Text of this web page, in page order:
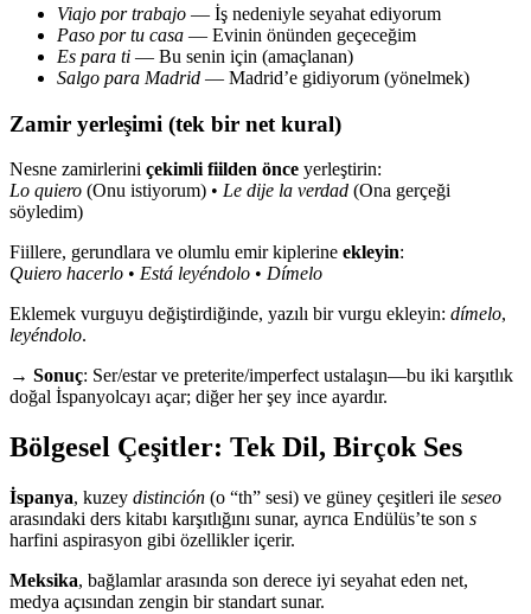
Viajo por trabajo — İş nedeniyle seyahat ediyorum
Paso por tu casa — Evinin önünden geçeceğim
Es para ti — Bu senin için (amaçlanan)
Salgo para Madrid — Madrid’e gidiyorum (yönelmek)
Zamir yerleşimi (tek bir net kural)
Nesne zamirlerini çekimli fiilden önce yerleştirin:
Lo quiero (Onu istiyorum) • Le dije la verdad (Ona gerçeği
söyledim)
Fiillere, gerundlara ve olumlu emir kiplerine ekleyin:
Quiero hacerlo • Está leyéndolo • Dímelo
Eklemek vurguyu değiştirdiğinde, yazılı bir vurgu ekleyin: dímelo,
leyéndolo.
→ Sonuç: Ser/estar ve preterite/imperfect ustalaşın—bu iki karşıtlık
doğal İspanyolcayı açar; diğer her şey ince ayardır.
Bölgesel Çeşitler: Tek Dil, Birçok Ses
İspanya, kuzey distinción (o “th” sesi) ve güney çeşitleri ile seseo
arasındaki ders kitabı karşıtlığını sunar, ayrıca Endülüs’te son s
harfini aspirasyon gibi özellikler içerir.
Meksika, bağlamlar arasında son derece iyi seyahat eden net,
medya açısından zengin bir standart sunar.